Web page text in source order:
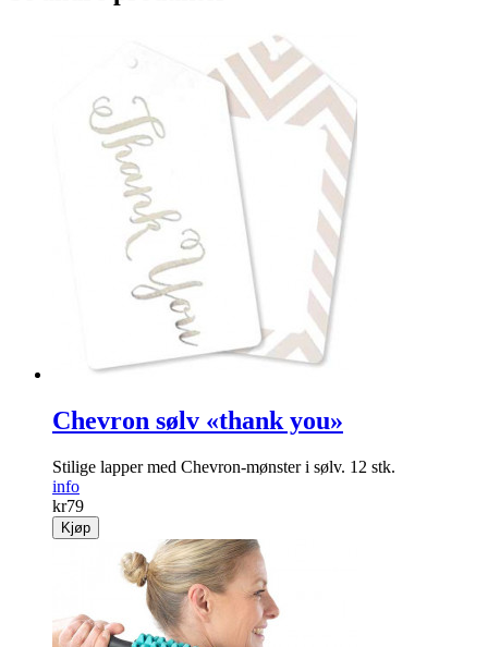
Chevron sølv «thank you»
Stilige lapper med Chevron-mønster i sølv. 12 stk.
info
kr79
Kjøp